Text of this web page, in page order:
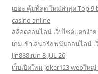
เยอะ คุ้มที่สุด ใหม่ล่าสุด Top 9
casino online
สล็อตออนไลน์ เว็บไซต์แตกง่า
เกมเข้าเล่นจริง พนันออนไลน์
Jin888.run 8 JUL 26
เว็บเปิดใหม่ joker123 webให